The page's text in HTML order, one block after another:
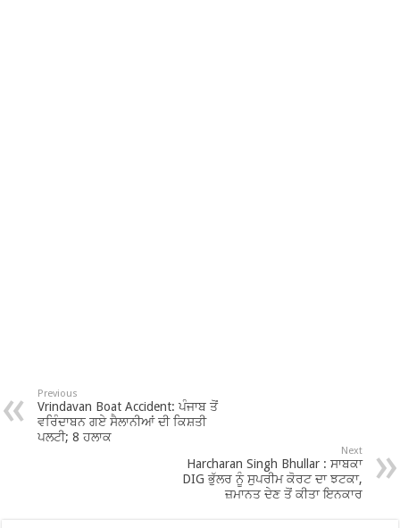
Previous
Vrindavan Boat Accident: ਪੰਜਾਬ ਤੋਂ
ਵਰਿੰਦਾਬਨ ਗਏ ਸੈਲਾਨੀਆਂ ਦੀ ਕਿਸ਼ਤੀ
ਪਲਟੀ; 8 ਹਲਾਕ
Next
Harcharan Singh Bhullar : ਸਾਬਕਾ
DIG ਭੁੱਲਰ ਨੂੰ ਸੁਪਰੀਮ ਕੋਰਟ ਦਾ ਝਟਕਾ,
ਜ਼ਮਾਨਤ ਦੇਣ ਤੋਂ ਕੀਤਾ ਇਨਕਾਰ